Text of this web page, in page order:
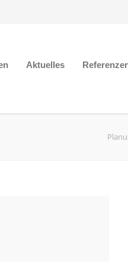
Aktuelles